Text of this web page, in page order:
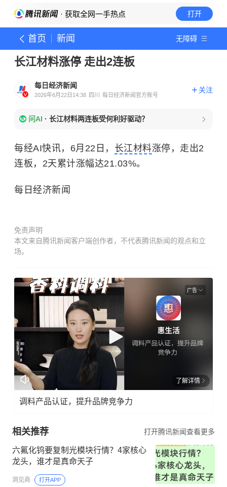
· 获取全网一手热点 打开
首页 新闻 无障碍
长江材料涨停 走出2连板
每日经济新闻
2026年6月22日14:38 四川 每日经济新闻官方账号
关注
问AI · 长江材料两连板受何利好驱动？
每经AI快讯，6月22日， 长江材料涨停，走出2
连板，2天累计涨幅达21.03%。
每日经济新闻
免责声明
本文来自腾讯新闻客户端创作者，不代表腾讯新闻的观点和立
场。
广告
了解详情
调料产品认证，提升品牌竞争力
相关推荐 打开腾讯新闻查看更多
六氟化钨要复制光模块行情？4家核心
龙头，谁才是真命天子
洞见商 打开APP